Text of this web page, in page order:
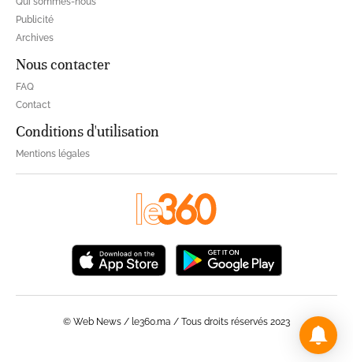
Publicité
Archives
Nous contacter
FAQ
Contact
Conditions d'utilisation
Mentions légales
© Web News / le360.ma / Tous droits réservés 2023